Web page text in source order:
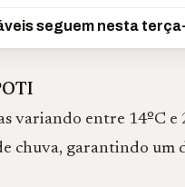
seguem nesta
variando entre 14ºC e
chuva, garantindo um